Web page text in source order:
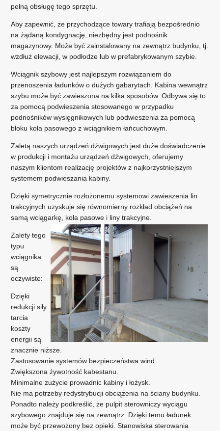
pełną obsługę tego sprzętu.
Aby zapewnić, że przychodzące towary trafiają bezpośrednio
na żądaną kondygnację, niezbędny jest podnośnik
magazynowy. Może być zainstalowany na zewnątrz budynku, tj.
wzdłuż elewacji, w podłodze lub w prefabrykowanym szybie.
Wciągnik szybowy jest najlepszym rozwiązaniem do
przenoszenia ładunków o dużych gabarytach. Kabina wewnątrz
szybu może być zawieszona na kilka sposobów. Odbywa się to
za pomocą podwieszenia stosowanego w przypadku
podnośników wysięgnikowych lub podwieszenia za pomocą
bloku koła pasowego z wciągnikiem łańcuchowym.
Zaletą naszych urządzeń dźwigowych jest duże doświadczenie
w produkcji i montażu urządzeń dźwigowych, oferujemy
naszym klientom realizację projektów z najkorzystniejszym
systemem podwieszania kabiny.
Dzięki symetrycznie rozłożonemu systemowi zawieszenia lin
trakcyjnych uzyskuje się równomierny rozkład obciążeń na
samą wciągarkę, koła pasowe i liny trakcyjne.
Zalety tego
typu
wciągnika
są
oczywiste:
Dzięki
redukcji siły
tarcia
koszty
energii są
znacznie niższe.
Zastosowanie systemów bezpieczeństwa wind.
Zwiększona żywotność kabestanu.
Minimalne zużycie prowadnic kabiny i łożysk.
Nie ma potrzeby redystrybucji obciążenia na ściany budynku.
Ponadto należy podkreślić, że pulpit sterowniczy wyciągu
szybowego znajduje się na zewnątrz. Dzięki temu ładunek
może być przewożony bez opieki. Stanowiska sterowania